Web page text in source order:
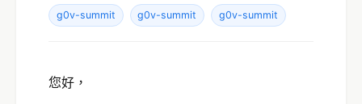
g0v-summit g0v-summit g0v-summit
您好，